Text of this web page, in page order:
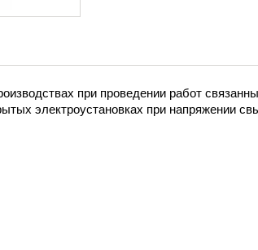
при проведении работ
электроустановках при напряжении